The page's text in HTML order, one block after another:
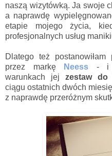
naszą wizytówką. Ja swoje
a naprawdę
etapie mojego życia,
profesjonalnych usług
Dlatego też
przez markę
Neess - i
warunkach jej zestaw do
ciągu ostatnich dwóch
z naprawdę przeróżnym